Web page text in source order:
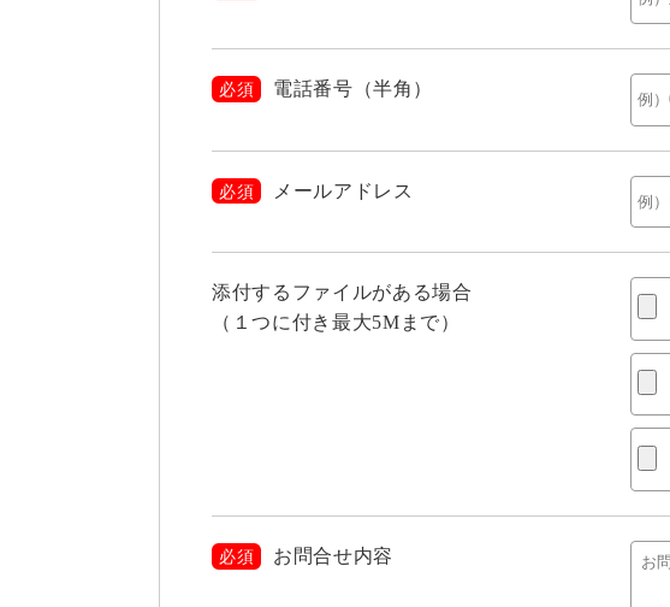
必須 電話番号（半角）
必須 メールアドレス
添付するファイルがある場合
（１つに付き最大5Mまで）
必須 お問合せ内容